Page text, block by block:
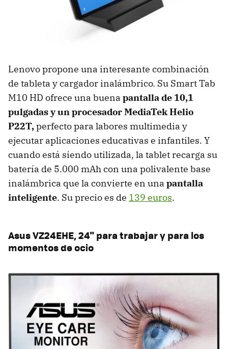
Lenovo propone una interesante combinación
de tableta y cargador inalámbrico. Su Smart Tab
M10 HD ofrece una buena pantalla de 10,1
pulgadas y un procesador MediaTek Helio
P22T,perfecto para labores multimedia y
ejecutar aplicaciones educativas e infantiles. Y
cuando está siendo utilizada, la tablet recarga su
batería de 5.000 mAh con una polivalente base
inalámbrica que la convierte en una pantalla
inteligente. Su precio es de 139 euros.
Asus VZ24EHE, 24" para trabajar y para los
momentos de ocio